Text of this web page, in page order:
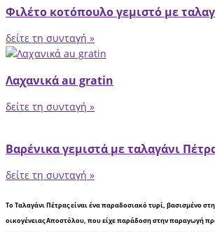
Φιλέτο κοτόπουλο γεμιστό με
δείτε τη συνταγή »
Λαχανικά au gratin
δείτε τη συνταγή »
Βαρένικα γεμιστά με ταλαγάνι
δείτε τη συνταγή »
Το Ταλαγάνι Πέτρας είναι ένα παραδοσιακό τυρί, βασισμένο
οικογένειας Αποστόλου, που είχε παράδοση στην παραγωγή